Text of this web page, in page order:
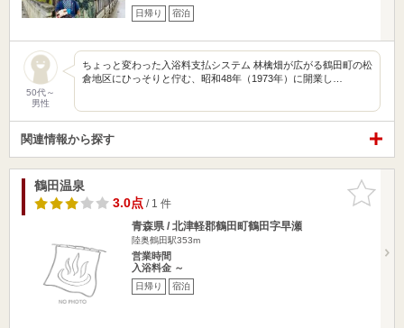
日帰り 宿泊
50代～
男性
ちょっと変わった入浴料支払システム 林檎畑が広がる鶴田町の松
倉地区にひっそりと佇む、昭和48年（1973年）に開業し…
関連情報から探す
お気に入
りに追加
鶴田温泉
3.0点/ 1 件
青森県 / 北津軽郡鶴田町鶴田字早瀬
陸奥鶴田駅353m
営業時間
入浴料金 ～
日帰り 宿泊